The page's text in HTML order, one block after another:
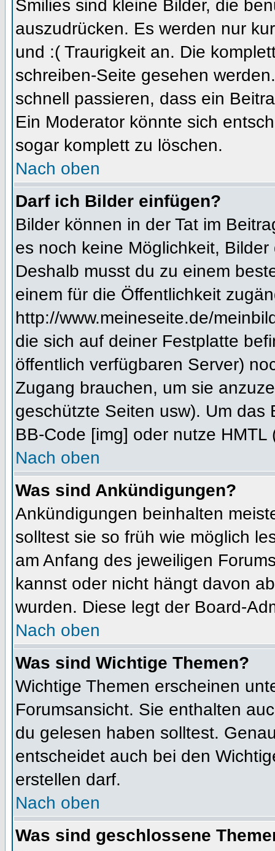
Smilies sind kleine Bilder, die
auszudrücken. Es werden nur
und :( Traurigkeit an. Die
schreiben-Seite gesehen
schnell passieren, dass ein
Ein Moderator könnte sich
sogar komplett zu löschen.
Nach oben
Darf ich Bilder einfügen?
Bilder können in der Tat im
es noch keine Möglichkeit,
Deshalb musst du zu einem
einem für die Öffentlichkeit
http://www.meineseite.de/
die sich auf deiner Festplatte
öffentlich verfügbaren Server)
Zugang brauchen, um sie
geschützte Seiten usw). Um
BB-Code [img] oder nutze HMTL
Nach oben
Was sind Ankündigungen?
Ankündigungen beinhalten
solltest sie so früh wie möglich
am Anfang des jeweiligen
kannst oder nicht hängt davon
wurden. Diese legt der Board-
Nach oben
Was sind Wichtige Themen?
Wichtige Themen erscheinen
Forumsansicht. Sie enthalten
du gelesen haben solltest.
entscheidet auch bei den
erstellen darf.
Nach oben
Was sind geschlossene